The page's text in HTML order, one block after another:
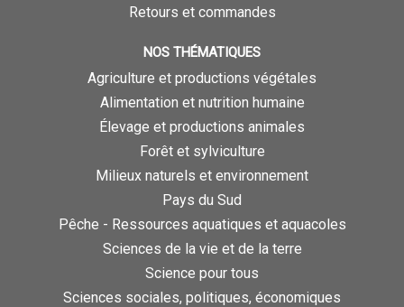
Retours et commandes
NOS THÉMATIQUES
Agriculture et productions végétales
Alimentation et nutrition humaine
Élevage et productions animales
Forêt et sylviculture
Milieux naturels et environnement
Pays du Sud
Pêche - Ressources aquatiques et aquacoles
Sciences de la vie et de la terre
Science pour tous
Sciences sociales, politiques, économiques